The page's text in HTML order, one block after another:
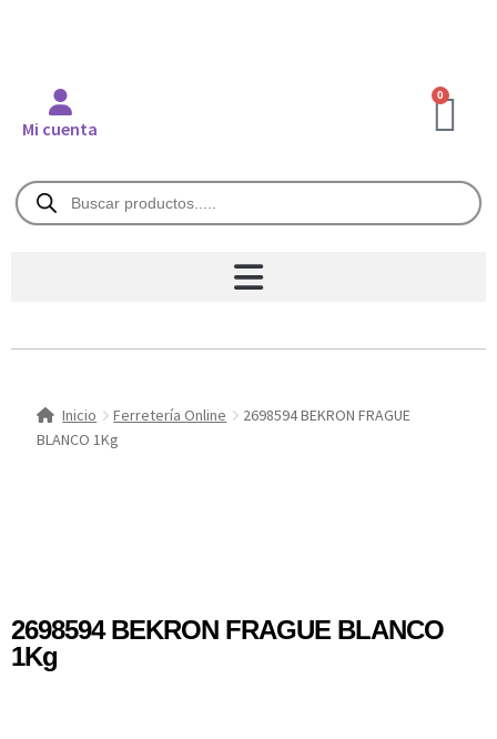
Mi cuenta
0
Inicio Ferretería Online
2698594 BEKRON FRAGUE
BLANCO 1Kg
2698594 BEKRON FRAGUE BLANCO
1Kg